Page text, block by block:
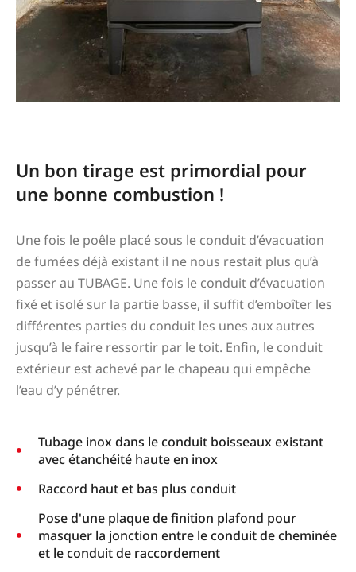
Un bon tirage est primordial pour
une bonne combustion !
Une fois le poêle placé sous le conduit d’évacuation
de fumées déjà existant il ne nous restait plus qu’à
passer au TUBAGE. Une fois le conduit d’évacuation
fixé et isolé sur la partie basse, il suffit d’emboîter les
différentes parties du conduit les unes aux autres
jusqu’à le faire ressortir par le toit. Enfin, le conduit
extérieur est achevé par le chapeau qui empêche
l’eau d’y pénétrer.
Tubage inox dans le conduit boisseaux existant
avec étanchéité haute en inox
Raccord haut et bas plus conduit
Pose d'une plaque de finition plafond pour
masquer la jonction entre le conduit de cheminée
et le conduit de raccordement